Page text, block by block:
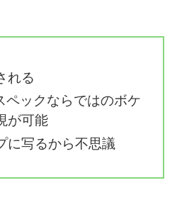
れる
ペックならではのボケ
が可能
に写るから不思議